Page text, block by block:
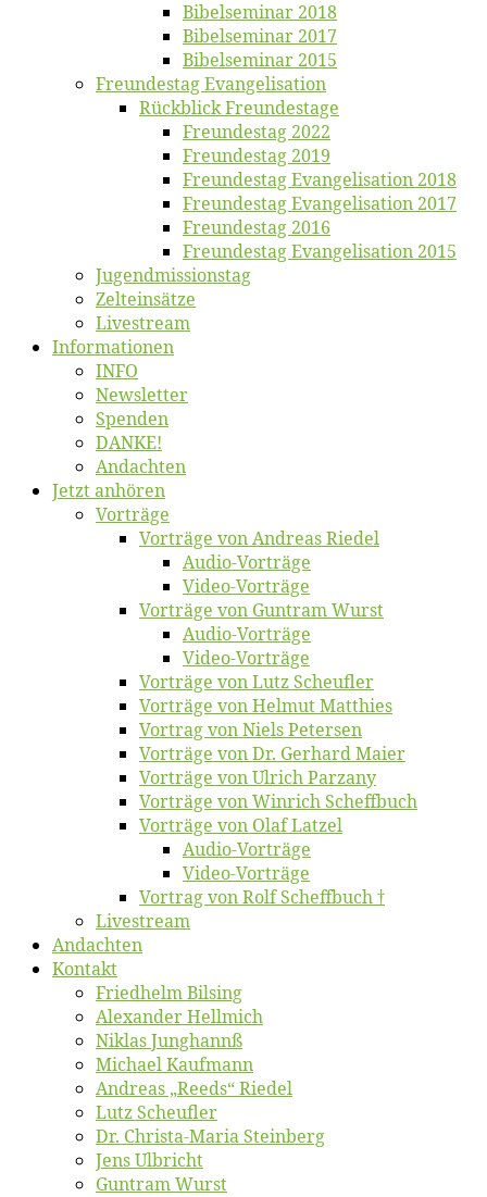
Bi­bel­se­mi­nar 2018
Bibelsemi­nar 2017
Bibelsemi­nar 2015
Freun­des­tag Evangelisation
Rück­blick Freundestage
Freun­des­tag 2022
Freun­des­tag 2019
Freun­des­tag Evan­ge­li­sa­ti­on 2018
Freun­des­tag Evan­ge­li­sa­ti­on 2017
Freun­des­tag 2016
Freun­des­tag Evan­ge­li­sa­ti­on 2015
Jugend­mis­sions­tag
Zelt­ein­sät­ze
Live­stream
Informatio­nen
INFO
News­let­ter
Spen­den
DANKE!
An­dach­ten
Jetzt an­hö­ren
Vor­trä­ge
Vor­trä­ge von An­dre­as Riedel
Au­dio-Vor­trä­ge
Vi­deo-Vor­trä­ge
Vor­trä­ge von Gun­tram Wurst
Au­dio-Vor­trä­ge
Vi­deo-Vor­trä­ge
Vor­trä­ge von Lutz Scheufler
Vor­trä­ge von Hel­mut Matthies
Vor­trag von Niels Petersen
Vor­trä­ge von Dr. Ger­hard Maier
Vor­trä­ge von Ul­rich Parzany
Vor­trä­ge von Win­rich Scheffbuch
Vor­trä­ge von Olaf Latzel
Au­dio-Vor­trä­ge
Vi­deo-Vor­trä­ge
Vor­trag von Rolf Scheffbuch †
Live­stream
An­dach­ten
Kon­takt
Fried­helm Bilsing
Alex­an­der Hellmich
Ni­klas Junghannß
Mi­cha­el Kaufmann
An­dre­as „Reeds“ Riedel
Lutz Scheuf­ler
Dr. Chris­­ta-Ma­ria Steinberg
Jens Ulb­richt
Gun­tram Wurst